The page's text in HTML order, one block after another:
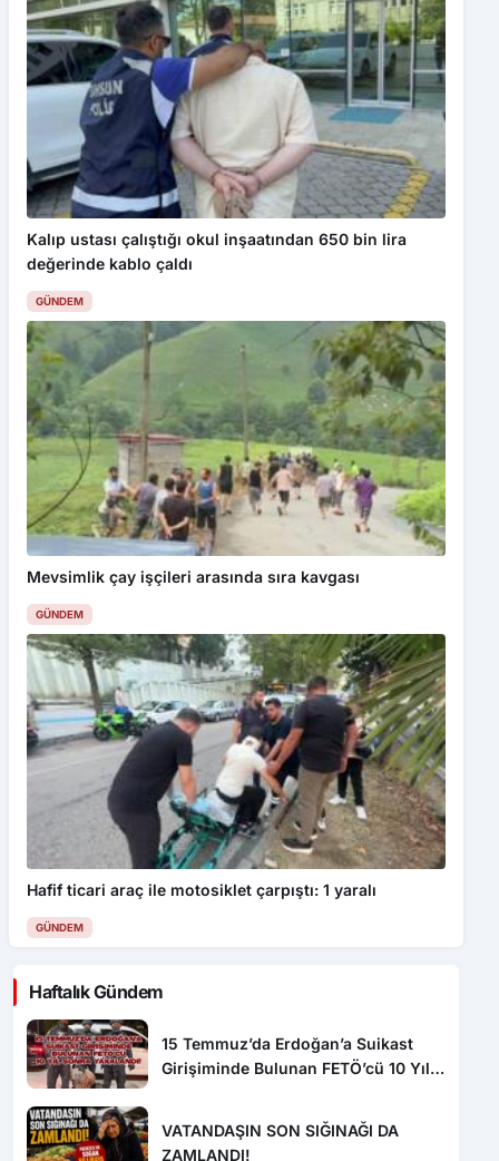
Kalıp ustası çalıştığı okul inşaatından 650 bin lira
değerinde kablo çaldı
GÜNDEM
Mevsimlik çay işçileri arasında sıra kavgası
GÜNDEM
Hafif ticari araç ile motosiklet çarpıştı: 1 yaralı
GÜNDEM
Haftalık Gündem
15 Temmuz’da Erdoğan’a Suikast
Girişiminde Bulunan FETÖ’cü 10 Yıl
VATANDAŞIN SON SIĞINAĞI DA
ZAMLANDI!